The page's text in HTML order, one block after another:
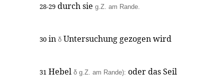
28-29 durch sie g.Z. am Rande.
30 in δ Untersuchung gezogen wird
31 Hebel δ g.Z. am Rande): oder das Seil